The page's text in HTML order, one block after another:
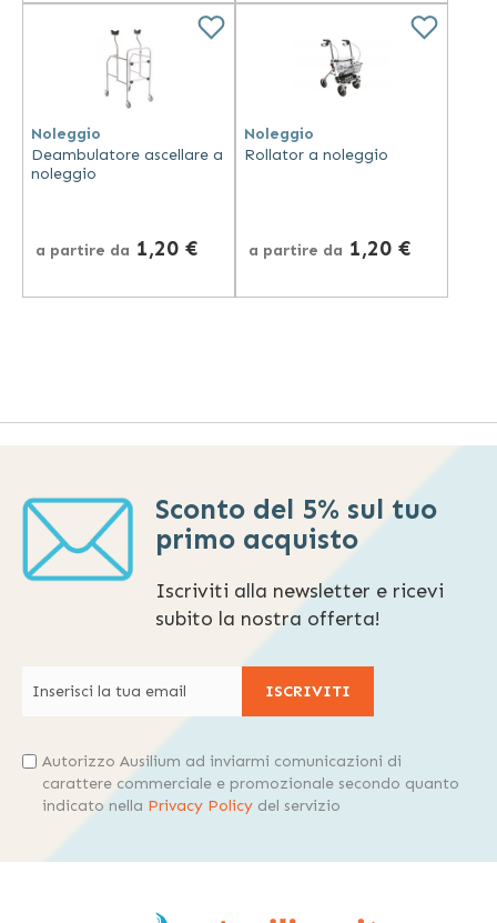
Noleggio
Deambulatore ascellare a
noleggio
a partire da 1,20 €
Noleggio
Rollator a noleggio
a partire da 1,20 €
Sconto del 5% sul tuo
primo acquisto
Iscriviti alla newsletter e ricevi
subito la nostra offerta!
ISCRIVITI
Autorizzo Ausilium ad inviarmi comunicazioni di
carattere commerciale e promozionale secondo quanto
indicato nella Privacy Policy del servizio